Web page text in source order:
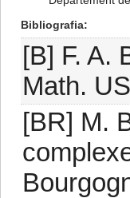
Bibliografia
[B] F. A.
Math.
[BR] M.